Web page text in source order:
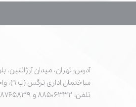
آدرس: تهران، میدان آرژانتین،
ساختمان اداری نرگس (پ ۹)، واحد ۳
تلفن: ۸۸۵۰۶۳۳۲ و ۸۸۷۶۵۸۳۹-۰۲۱